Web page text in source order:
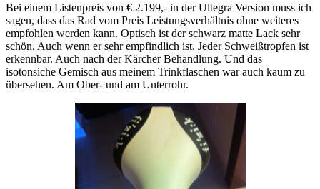
Bei einem Listenpreis von € 2.199,- in der Ultegra Version muss ich
sagen, dass das Rad vom Preis Leistungsverhältnis ohne weiteres
empfohlen werden kann. Optisch ist der schwarz matte Lack sehr
schön. Auch wenn er sehr empfindlich ist. Jeder Schweißtropfen ist
erkennbar. Auch nach der Kärcher Behandlung. Und das
isotonsiche Gemisch aus meinem Trinkflaschen war auch kaum zu
übersehen. Am Ober- und am Unterrohr.